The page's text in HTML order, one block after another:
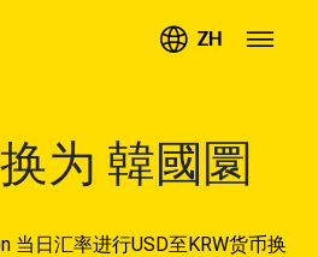
ZH
为 韓國圜
当日汇率进行USD至KRW货币换